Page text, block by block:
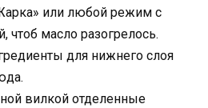
или любой режим с
чтоб масло разогрелось.
для нижнего слоя
вилкой отделенные